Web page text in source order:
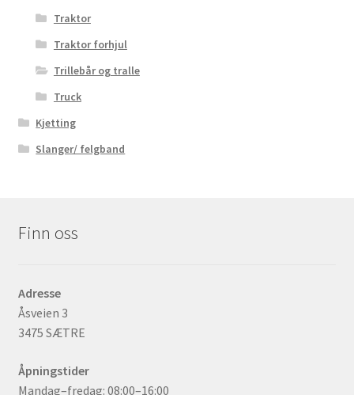
Traktor
Traktor forhjul
Trillebår og tralle
Truck
Kjetting
Slanger/ felgband
Finn oss
Adresse
Åsveien 3
3475 SÆTRE
Åpningstider
Mandag–fredag: 08:00–16:00